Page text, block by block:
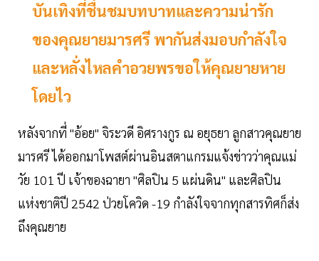
บันเทิงที่ชื่นชมบทบาทและความน่ารัก
ของคุณยายมารศรี พากันส่งมอบกำลังใจ
และหลั่งไหลคำอวยพรขอให้คุณยายหาย
โดยไว
หลังจากที่ "อ้อย" จิระวดี อิศรางกูร ณ อยุธยา ลูกสาวคุณยาย
มารศรี ได้ออกมาโพสต์ผ่านอินสตาแกรมแจ้งข่าวว่าคุณแม่
วัย 101 ปี เจ้าของฉายา "ศิลปิน 5 แผ่นดิน" และศิลปิน
แห่งชาติปี 2542 ป่วยโควิด -19 กำลังใจจากทุกสารทิศก็ส่ง
ถึงคุณยาย